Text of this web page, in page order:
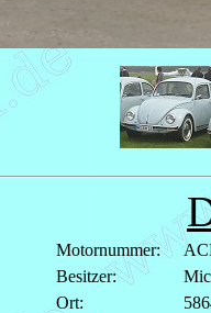
Motornummer:
Besitzer:
Ort: